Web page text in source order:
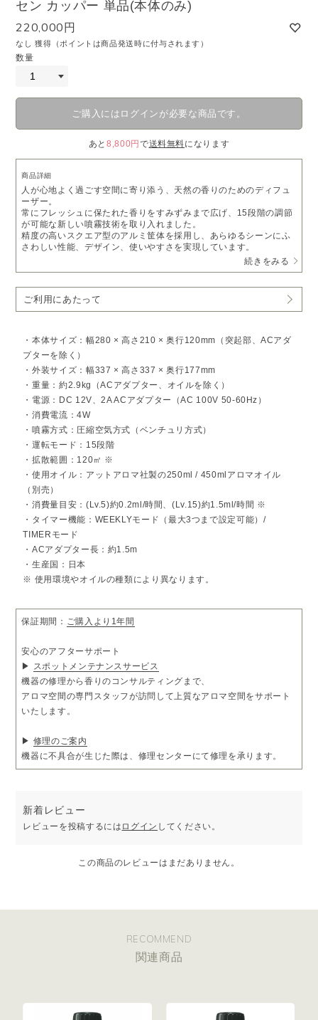
セン カッパー 単品(本体のみ)
220,000円
なし 獲得（ポイントは商品発送時に付与されます）
数量
ご購入にはログインが必要な商品です。
あと8,800円 で送料無料になります
商品詳細
人が心地よく過ごす空間に寄り添う、天然の香りのためのディフュ
ーザー。
常にフレッシュに保たれた香りをすみずみまで広げ、15段階の調節
が可能な新しい噴霧技術を取り入れました。
精度の高いスクエア型のアルミ筐体を採用し、あらゆるシーンにふ
さわしい性能、デザイン、使いやすさを実現しています。
ムラなく均一に広がる、心地よい拡散力
ベルを実現。
広い空間でも香りが滞らず、ムラなく自然に満ちていきます。
最新噴霧技術でフレッシュな香りが続く
オイルの酸化を最小限に抑える新しい噴霧技術を採用。
常にフレッシュでクリアな香りを楽しめます。
静音性と自在な設定で、快適に使える
従来品より約6dB静かで、体感的には約1.5倍の静けさ。
さらに最大3つのプログラム設定と15段階の濃度調整で、シーンに
合わせた使い方が可能です。
□デザイン
潔さと進化を感じるスクエアフォルムに、金属の重厚感と軽やかさ
をあわせ持つ上質な質感を掛け合わせ、家電的ではない洗練された
存在感を実現。
ました。
暮らしに寄り添うニュートラルな4色展開。
□ネーミング
本体の直線的で端正なデザインから着想。
SCENT（香り）や SCENE（場面）、香りに対する感覚を想起させ
るSENSE（センス）にも通じる響きを持っています。
ディフューザー本体×1、ACアダプター×1、アトマイザー×1、ロッ
ク用キー×1
続きをみる
ご利用にあたって
・本体サイズ：幅280 × 高さ210 × 奥行120mm（突起部、ACアダ
プターを除く）
・外装サイズ：幅337 × 高さ337 × 奥行177mm
・重量：約2.9kg（ACアダプター、オイルを除く）
・電源：DC 12V、2A ACアダプター（AC 100V 50-60Hz）
・消費電流：4W
・噴霧方式：圧縮空気方式（ベンチュリ方式）
・運転モード：15段階
・拡散範囲：120㎡ ※
・使用オイル：アットアロマ社製の250ml / 450mlアロマオイル
（別売）
・消費量目安：(Lv.5)約0.2ml/時間、(Lv.15)約1.5ml/時間 ※
・タイマー機能：WEEKLYモード（最大3つまで設定可能）/
TIMERモード
・ACアダプター長：約1.5m
・生産国：日本
※ 使用環境やオイルの種類により異なります。
保証期間： ご購入より1年間
安心のアフターサポート
▶ スポットメンテナンスサービス
機器の修理から香りのコンサルティングまで、
アロマ空間の専門スタッフが訪問して上質なアロマ空間をサポート
いたします。
▶ 修理のご案内
機器に不具合が生じた際は、修理センターにて修理を承ります。
新着レビュー
レビューを投稿するには ログイン してください。
この商品のレビューはまだありません。
RECOMMEND
関連商品